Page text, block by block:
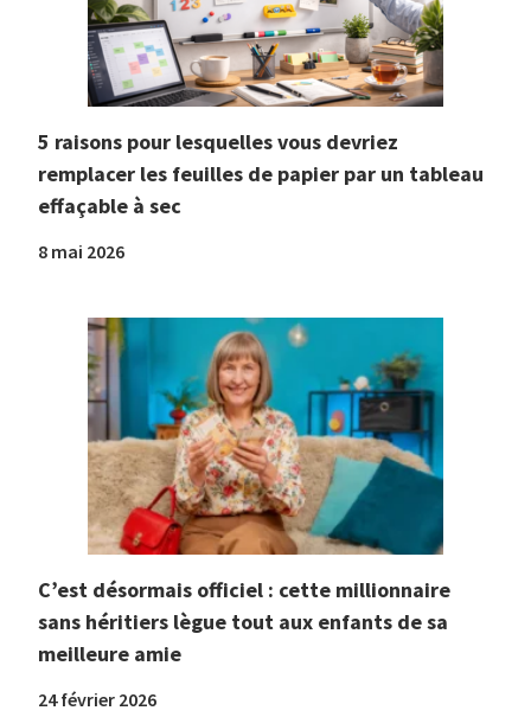
5 raisons pour lesquelles vous devriez
remplacer les feuilles de papier par un tableau
effaçable à sec
8 mai 2026
C’est désormais officiel : cette millionnaire
sans héritiers lègue tout aux enfants de sa
meilleure amie
24 février 2026